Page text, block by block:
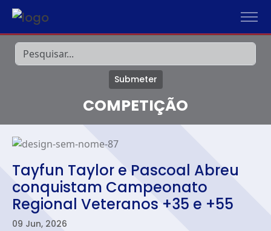
Submeter
COMPETIÇÃO
Tayfun Taylor e Pascoal Abreu
conquistam Campeonato
Regional Veteranos +35 e +55
09 Jun, 2026